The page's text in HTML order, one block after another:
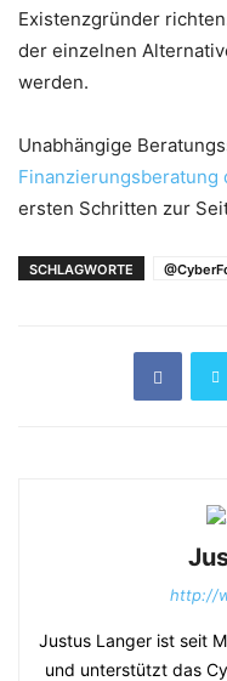
Existenzgründer
der einzelnen
werden.
Unabhängige
Finanzierungsberatung
ersten Schritten zur
SCHLAGWORTE
http://
Justus Langer ist seit
und unterstützt das